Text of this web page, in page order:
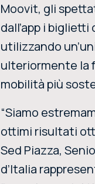
Moovit, gli
dall’app i
utilizzando
ulteriormente la
mobilità più
“Siamo
ottimi risultati
Sed Piazza,
d’Italia